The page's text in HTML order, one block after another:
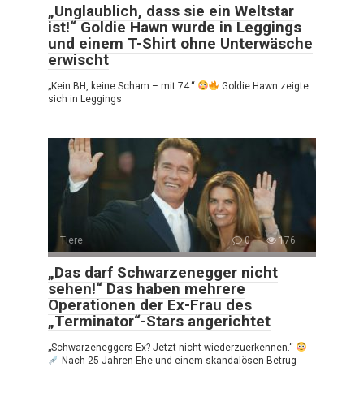
„Unglaublich, dass sie ein Weltstar
ist!“ Goldie Hawn wurde in Leggings
und einem T-Shirt ohne Unterwäsche
erwischt
„Kein BH, keine Scham – mit 74.“
Goldie Hawn zeigte
sich in Leggings
Tiere 0 176
„Das darf Schwarzenegger nicht
sehen!“ Das haben mehrere
Operationen der Ex-Frau des
„Terminator“-Stars angerichtet
„Schwarzeneggers Ex? Jetzt nicht wiederzuerkennen.“
Nach 25 Jahren Ehe und einem skandalösen Betrug